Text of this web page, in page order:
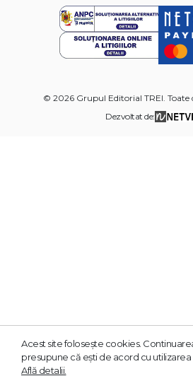
© 2026 Grupul Editorial TREI. Toate
Dezvoltat de:
Acest site foloseşte cookies.
presupune că eşti de acord cu
Află detalii.